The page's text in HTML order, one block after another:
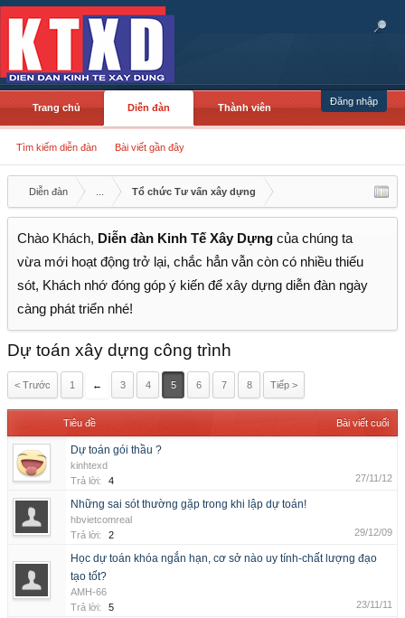
Đăng nhập
Trang chủ Diễn đàn
Tìm kiếm diễn đàn Bài viết gần đây
Thành viên
Diễn đàn Tổ chức Tư vấn xây dựng
Chào Khách, Diễn đàn Kinh Tế Xây Dựng của chúng ta
vừa mới hoạt động trở lại, chắc hẳn vẫn còn có nhiều thiếu
sót, Khách nhớ đóng góp ý kiến để xây dựng diễn đàn ngày
càng phát triển nhé!
Dự toán xây dựng công trình
< Trước 1 ← 3 4 5 6 7 8 Tiếp >
Tiêu đề Bài viết cuối
Dự toán gói thầu ?
kinhtexd
Trả lời:
4 27/11/12
Những sai sót thường gặp trong khi lập dự toán!
hbvietcomreal
Trả lời:
2 29/12/09
Học dự toán khóa ngắn hạn, cơ sở nào uy tính-chất lượng đạo
tạo tốt?
AMH-66
Trả lời:
5 23/11/11